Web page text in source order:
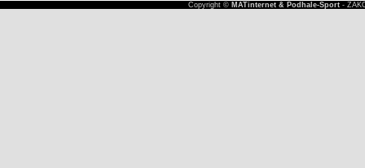
Copyright © MATinternet & Podhale-Sport-